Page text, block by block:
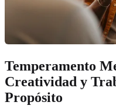
Temperamento
Creatividad y
Propósito